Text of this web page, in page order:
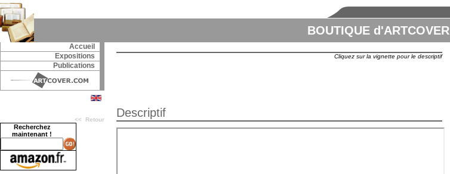
BOUTIQUE d'ARTCOVER
Accueil
Expositions
Publications
<< Retour
Recherchez
maintenant !
Cliquez sur la vignette pour le descriptif
Descriptif